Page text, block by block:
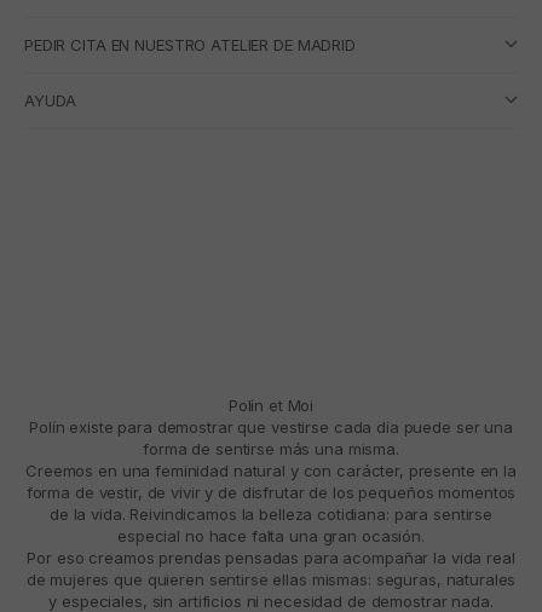
PEDIR CITA EN NUESTRO ATELIER DE MADRID
AYUDA
Polín et Moi
Polín existe para demostrar que vestirse cada día puede ser una
forma de sentirse más una misma.
Creemos en una feminidad natural y con carácter, presente en la
forma de vestir, de vivir y de disfrutar de los pequeños momentos
de la vida. Reivindicamos la belleza cotidiana: para sentirse
especial no hace falta una gran ocasión.
Por eso creamos prendas pensadas para acompañar la vida real
de mujeres que quieren sentirse ellas mismas: seguras, naturales
y especiales, sin artificios ni necesidad de demostrar nada.